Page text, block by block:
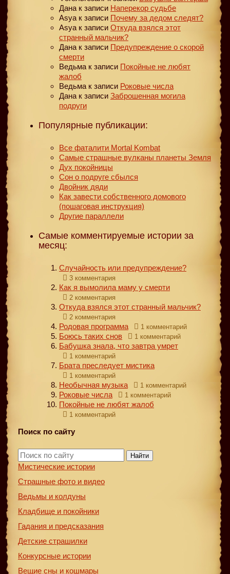
Дана к записи Наперекор судьбе
Asya к записи Почему за дедом следят?
Asya к записи Откуда взялся этот
странный мальчик?
Дана к записи Предупреждение о скорой
смерти
Ведьма к записи Покойные не любят
жалоб
Ведьма к записи Роковые числа
Дана к записи Заброшенная могила
подруги
Популярные публикации:
Все фаталити Mortal Kombat
Самые страшные вулканы планеты Земля
Дух покойницы
Сон о подруге сбылся
Двойник дяди
Как завести собственного домового
(пошаговая инструкция)
Другие параллели
Самые комментируемые истории за
месяц:
Случайность или предупреждение?
3 комментария
Как я вымолила маму у смерти
2 комментария
Откуда взялся этот странный мальчик?
2 комментария
Родовая программа 1 комментарий
Боюсь таких снов 1 комментарий
Бабушка знала, что завтра умрет
1 комментарий
Брата преследует мистика
1 комментарий
Необычная музыка 1 комментарий
Роковые числа 1 комментарий
Покойные не любят жалоб
1 комментарий
Поиск по сайту
Найти
Мистические истории
Страшные фото и видео
Ведьмы и колдуны
Кладбище и покойники
Гадания и предсказания
Детские страшилки
Конкурсные истории
Вещие сны и кошмары